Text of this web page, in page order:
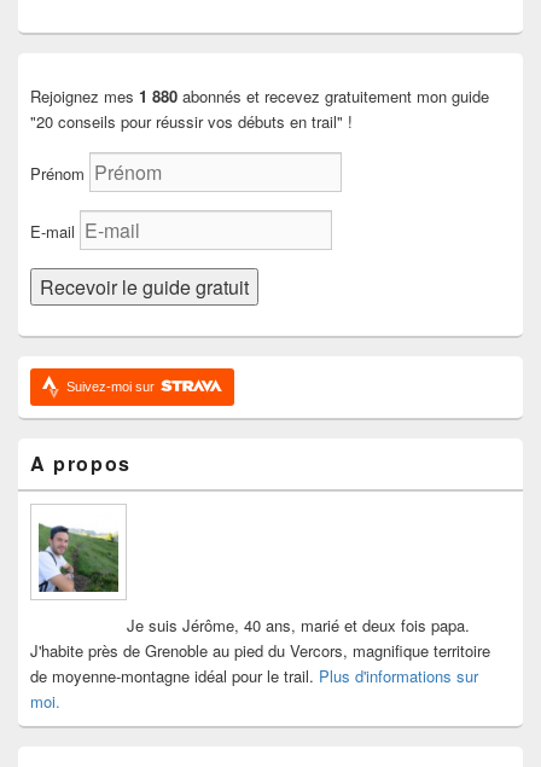
Rejoignez mes 1 880 abonnés et recevez gratuitement mon guide
"20 conseils pour réussir vos débuts en trail" !
Prénom
E-mail
Suivez-moi sur
A propos
Je suis Jérôme, 40 ans, marié et deux fois papa.
J'habite près de Grenoble au pied du Vercors, magnifique territoire
de moyenne-montagne idéal pour le trail. Plus d'informations sur
moi.